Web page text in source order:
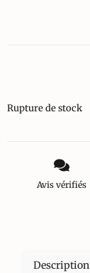
Rupture de stock
Avis vérifiés
Description